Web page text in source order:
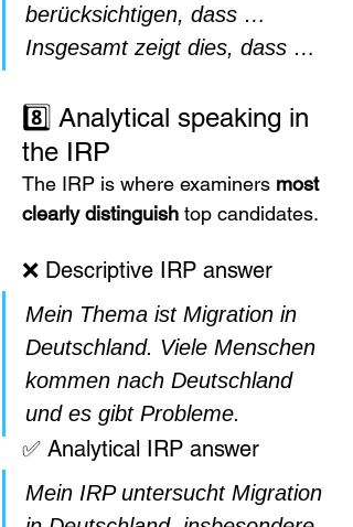
berücksichtigen, dass …
Insgesamt zeigt dies, dass …
8️⃣ Analytical speaking in
the IRP
The IRP is where examiners most
clearly distinguish top candidates.
❌ Descriptive IRP answer
Mein Thema ist Migration in
Deutschland. Viele Menschen
kommen nach Deutschland
und es gibt Probleme.
✅ Analytical IRP answer
Mein IRP untersucht Migration